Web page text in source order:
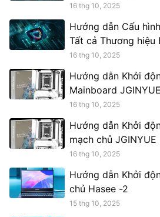
16 thg 10, 2025
Hướng dẫn Cấu
Tất cả Thương hiệu
16 thg 10, 2025
Hướng dẫn Khởi
Mainboard
16 thg 10, 2025
Hướng dẫn Khởi
mạch chủ JGINYUE
16 thg 10, 2025
Hướng dẫn Khởi
chủ Hasee -2
15 thg 10, 2025